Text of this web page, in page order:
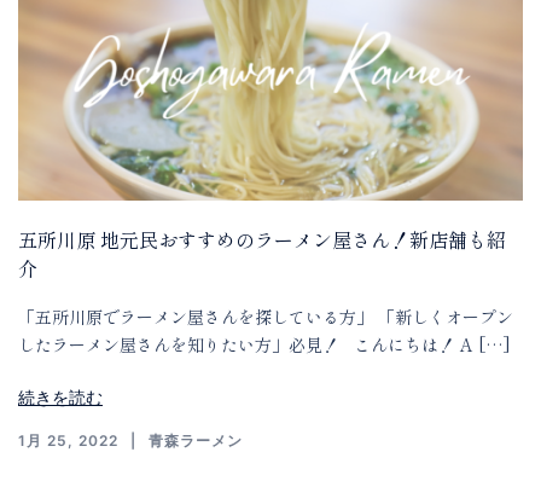
五所川原 地元民おすすめのラーメン屋さん！新店舗も紹
介
「五所川原でラーメン屋さんを探している方」 「新しくオープン
したラーメン屋さんを知りたい方」必見！ こんにちは！ A […]
続きを読む
1月 25, 2022 青森ラーメン